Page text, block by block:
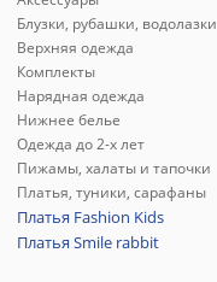
Блузки, рубашки, водолазки
Верхняя одежда
Комплекты
Нарядная одежда
Нижнее белье
Одежда до 2-х лет
Пижамы, халаты и тапочки
Платья, туники, сарафаны
Платья Fashion Kids
Платья Smile rabbit